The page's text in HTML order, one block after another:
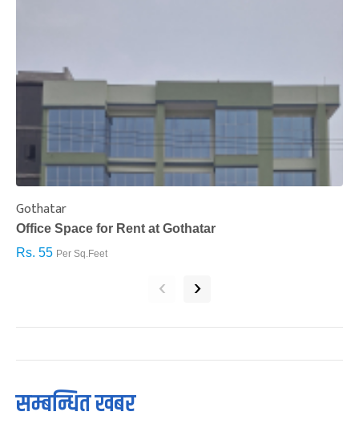
Gothatar
Office Space for Rent at Gothatar
Rs. 55 Per Sq.Feet
‹ ›
सम्बन्धित खबर